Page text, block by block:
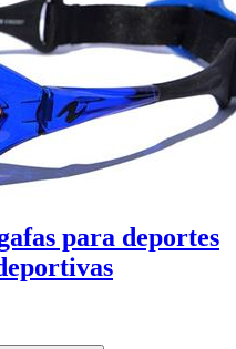
para deportes